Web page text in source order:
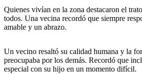
Quienes vivían en la zona destacaron el
todos. Una vecina recordó que siempre
amable y un abrazo.
Un vecino resaltó su calidad humana y la
preocupaba por los demás. Recordó que
especial con su hijo en un momento difícil.